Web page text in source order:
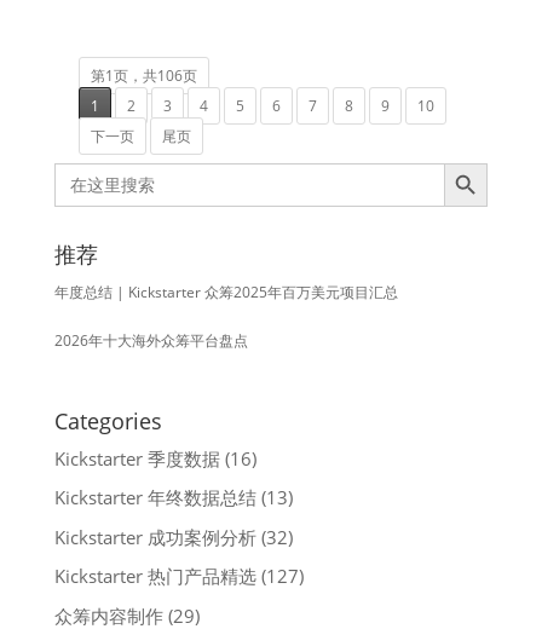
第1页，共106页
1
2 3 4 5 6 7 8 9
10
下一页
尾页
Search
for:
Search Button
推荐
年度总结 | Kickstarter 众筹2025年百万美元项目汇总
2026年十大海外众筹平台盘点
Categories
Kickstarter 季度数据(16)
Kickstarter 年终数据总结(13)
Kickstarter 成功案例分析(32)
Kickstarter 热门产品精选(127)
众筹内容制作(29)